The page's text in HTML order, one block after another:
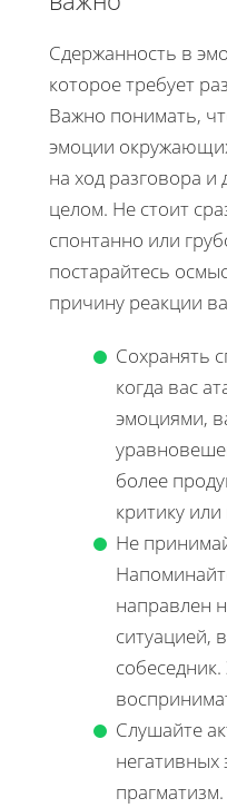
Сдержанность в
которое требует
Важно понимать,
эмоции
на ход разговора
целом. Не стоит
спонтанно или
постарайтесь
причину реакции
Сохранять
когда вас
эмоциями,
более
критику
Не
направлен
ситуацией,
Слушайте
негативных